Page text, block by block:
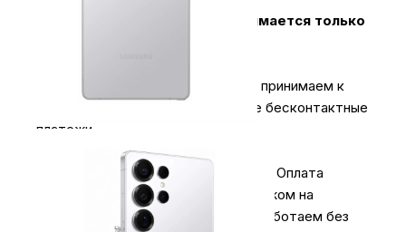
Оплата за технику Apple принимается только
В магазинах мы принимаем к
оплате карты всех типов, а также бесконтактные
платежи.
Оплата для юридических лиц
Оплата
производиться безналичным платежом на
расчётный счёт магазина (важно работаем без